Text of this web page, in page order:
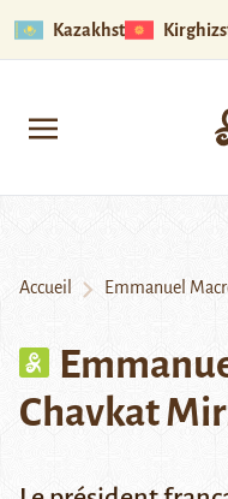
Kazakhstan
Accueil Emmanuel
Chavkat